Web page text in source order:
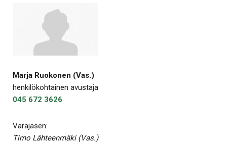
Marja Ruokonen (Vas.)
henkilökohtainen avustaja
045 672 3626
Varajäsen:
Timo Lähteenmäki (Vas.)